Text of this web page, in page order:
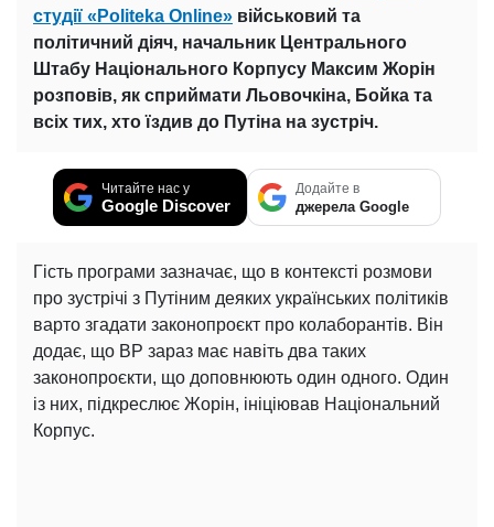
студії «Politeka Online» військовий та
політичний діяч, начальник Центрального
Штабу Національного Корпусу Максим Жорін
розповів, як сприймати Льовочкіна, Бойка та
всіх тих, хто їздив до Путіна на зустріч.
Читайте нас у
Google Discover
Додайте в
джерела Google
Гість програми зазначає, що в контексті розмови
про зустрічі з Путіним деяких українських політиків
варто згадати законопроєкт про колаборантів. Він
додає, що ВР зараз має навіть два таких
законопроєкти, що доповнюють один одного. Один
із них, підкреслює Жорін, ініціював Національний
Корпус.